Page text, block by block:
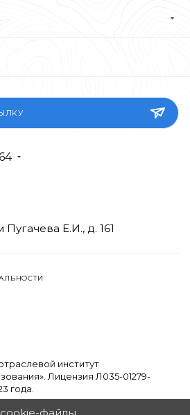
Пугачева Е.И., д. 161
институт
Лицензия Л035-01279-
года.